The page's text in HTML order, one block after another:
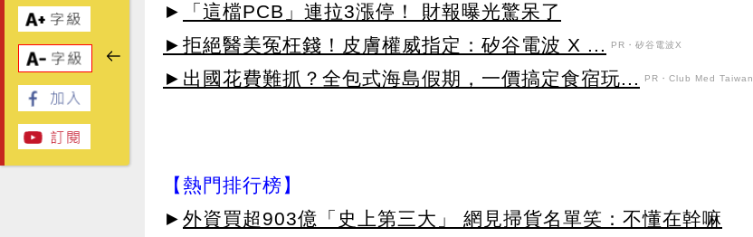
►
「這檔PCB」連拉3漲停！ 財報曝光驚呆了
►拒絕醫美冤枉錢！皮膚權威指定：矽谷電波 X ...
PR・矽谷電波X
►出國花費難抓？全包式海島假期，一價搞定食宿玩... PR・Club Med Taiwan
【熱門排行榜】
► 外資買超903億「史上第三大」 網見掃貨名單笑：不懂在幹嘛